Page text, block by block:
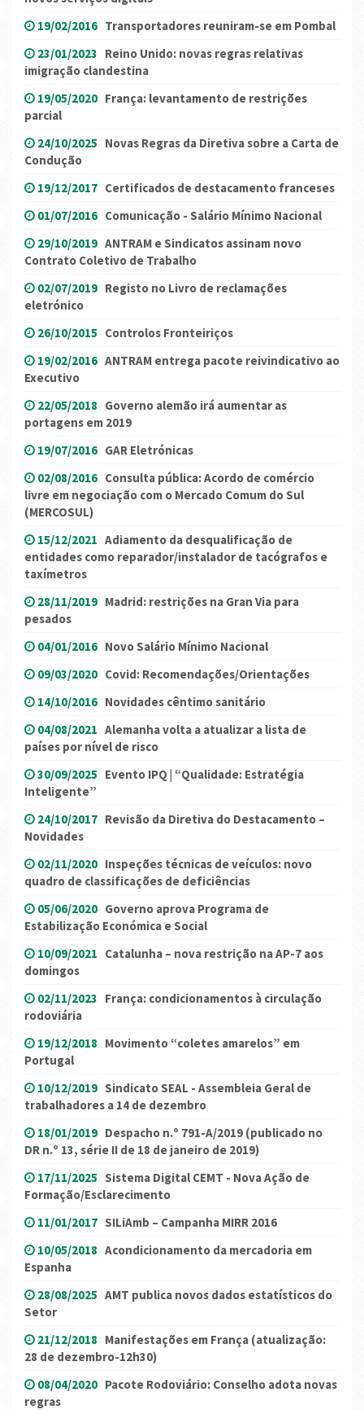
19/02/2016 Transportadores reuniram-se em Pombal
23/01/2023 Reino Unido: novas regras relativas
imigração clandestina
19/05/2020 França: levantamento de restrições
parcial
24/10/2025 Novas Regras da Diretiva sobre a Carta de
Condução
19/12/2017 Certificados de destacamento franceses
01/07/2016 Comunicação - Salário Mínimo Nacional
29/10/2019 ANTRAM e Sindicatos assinam novo
Contrato Coletivo de Trabalho
02/07/2019 Registo no Livro de reclamações
eletrónico
26/10/2015 Controlos Fronteiriços
19/02/2016 ANTRAM entrega pacote reivindicativo ao
Executivo
22/05/2018 Governo alemão irá aumentar as
portagens em 2019
19/07/2016 GAR Eletrónicas
02/08/2016 Consulta pública: Acordo de comércio
livre em negociação com o Mercado Comum do Sul
(MERCOSUL)
15/12/2021 Adiamento da desqualificação de
entidades como reparador/instalador de tacógrafos e
taxímetros
28/11/2019 Madrid: restrições na Gran Via para
pesados
04/01/2016 Novo Salário Mínimo Nacional
09/03/2020 Covid: Recomendações/Orientações
14/10/2016 Novidades cêntimo sanitário
04/08/2021 Alemanha volta a atualizar a lista de
países por nível de risco
30/09/2025 Evento IPQ | “Qualidade: Estratégia
Inteligente”
24/10/2017 Revisão da Diretiva do Destacamento –
Novidades
02/11/2020 Inspeções técnicas de veículos: novo
quadro de classificações de deficiências
05/06/2020 Governo aprova Programa de
Estabilização Económica e Social
10/09/2021 Catalunha – nova restrição na AP-7 aos
domingos
02/11/2023 França: condicionamentos à circulação
rodoviária
19/12/2018 Movimento “coletes amarelos” em
Portugal
10/12/2019 Sindicato SEAL - Assembleia Geral de
trabalhadores a 14 de dezembro
18/01/2019 Despacho n.º 791-A/2019 (publicado no
DR n.º 13, série II de 18 de janeiro de 2019)
17/11/2025 Sistema Digital CEMT - Nova Ação de
Formação/Esclarecimento
11/01/2017 SILiAmb – Campanha MIRR 2016
10/05/2018 Acondicionamento da mercadoria em
Espanha
28/08/2025 AMT publica novos dados estatísticos do
Setor
21/12/2018 Manifestações em França (atualização:
28 de dezembro-12h30)
08/04/2020 Pacote Rodoviário: Conselho adota novas
regras